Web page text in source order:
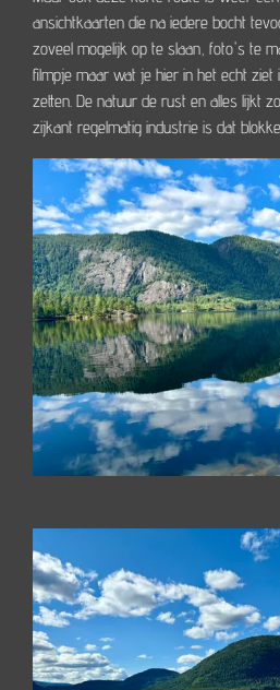
ansichtkaarten die na iedere bocht
zoveel mogelijk op te slaan, foto's te
filmpje maar wat je hier in het echt
zetten. De natuur de rust en alles lijkt
zijkant regelmatig industrie is dat